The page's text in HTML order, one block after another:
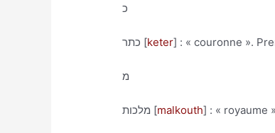
כ
כתר [keter] : « couronne ».
מ
מלכות [malkouth] : « royaume